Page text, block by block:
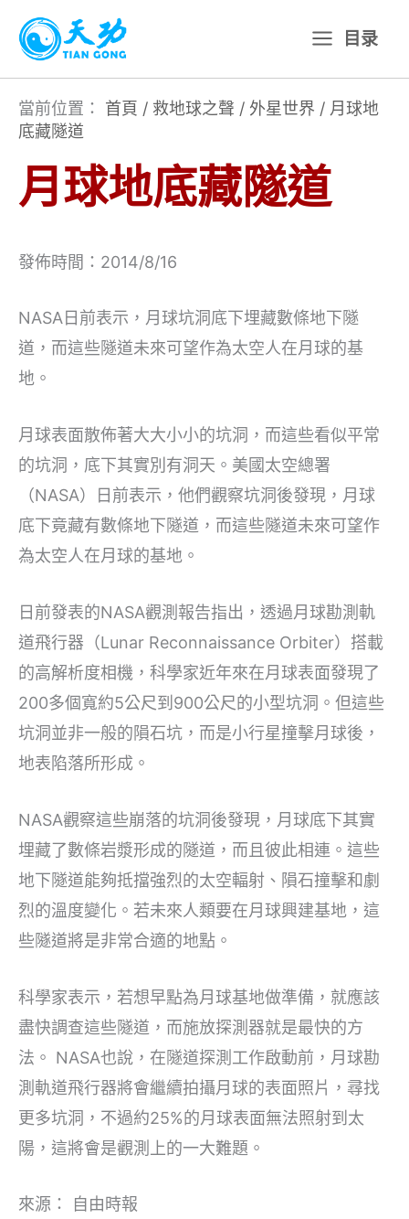
主
目录
當前位置： 首頁 / 救地球之聲 / 外星世界 / 月球地
底藏隧道
月球地底藏隧道
發佈時間：2014/8/16
NASA日前表示，月球坑洞底下埋藏數條地下隧
道，而這些隧道未來可望作為太空人在月球的基
地。
月球表面散佈著大大小小的坑洞，而這些看似平常
的坑洞，底下其實別有洞天。美國太空總署
（NASA）日前表示，他們觀察坑洞後發現，月球
底下竟藏有數條地下隧道，而這些隧道未來可望作
為太空人在月球的基地。
日前發表的NASA觀測報告指出，透過月球勘測軌
道飛行器（Lunar Reconnaissance Orbiter）搭載
的高解析度相機，科學家近年來在月球表面發現了
200多個寬約5公尺到900公尺的小型坑洞。但這些
坑洞並非一般的隕石坑，而是小行星撞擊月球後，
地表陷落所形成。
NASA觀察這些崩落的坑洞後發現，月球底下其實
埋藏了數條岩漿形成的隧道，而且彼此相連。這些
地下隧道能夠抵擋強烈的太空輻射、隕石撞擊和劇
烈的溫度變化。若未來人類要在月球興建基地，這
些隧道將是非常合適的地點。
科學家表示，若想早點為月球基地做準備，就應該
盡快調查這些隧道，而施放探測器就是最快的方
法。 NASA也說，在隧道探測工作啟動前，月球勘
測軌道飛行器將會繼續拍攝月球的表面照片，尋找
更多坑洞，不過約25%的月球表面無法照射到太
陽，這將會是觀測上的一大難題。
來源： 自由時報